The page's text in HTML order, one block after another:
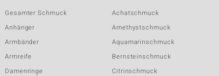
Gesamter Schmuck
Anhänger
Armbänder
Armreife
Damenringe
Achatschmuck
Amethystschmuck
Aquamarinschmuck
Bernsteinschmuck
Citrinschmuck